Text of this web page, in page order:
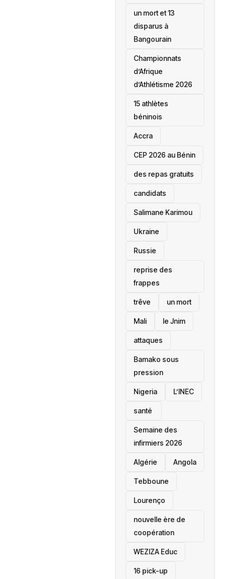
un mort et 13
disparus à
Bangourain
‎Championnats
d’Afrique
d’Athlétisme 2026
15 athlètes
béninois
Accra
‎CEP 2026 au Bénin
des repas gratuits
candidats
Salimane Karimou
Ukraine
Russie
reprise des
frappes
trêve un mort
Mali le Jnim
attaques
Bamako sous
pression
‎Nigeria L’INEC
santé ‎
Semaine des
infirmiers 2026
‎Algérie Angola
Tebboune
Lourenço
nouvelle ère de
coopération
‎WEZIZA Educ
16 pick-up